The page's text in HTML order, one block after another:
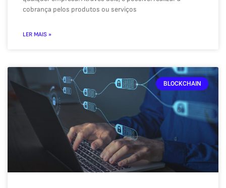
cobrança pelos produtos ou serviços
LER MAIS »
BLOCKCHAIN